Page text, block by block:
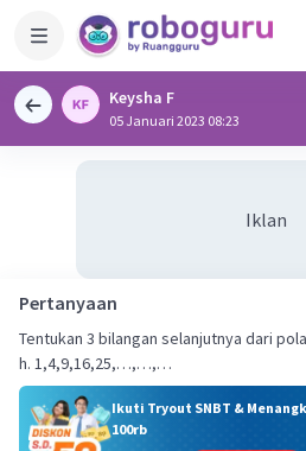
Keysha F
05 Januari 2023 08:23
Iklan
Pertanyaan
Tentukan 3 bilangan selanjutnya dari
h. 1,4,9,16,25,…,…,…
Ikuti Tryout SNBT &
100rb